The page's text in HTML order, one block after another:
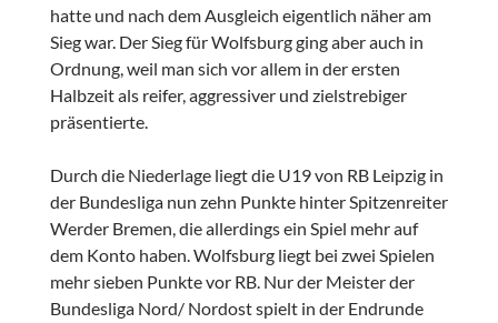
hatte und nach dem Ausgleich eigentlich näher am
Sieg war. Der Sieg für Wolfsburg ging aber auch in
Ordnung, weil man sich vor allem in der ersten
Halbzeit als reifer, aggressiver und zielstrebiger
präsentierte.
Durch die Niederlage liegt die U19 von RB Leipzig in
der Bundesliga nun zehn Punkte hinter Spitzenreiter
Werder Bremen, die allerdings ein Spiel mehr auf
dem Konto haben. Wolfsburg liegt bei zwei Spielen
mehr sieben Punkte vor RB. Nur der Meister der
Bundesliga Nord/ Nordost spielt in der Endrunde